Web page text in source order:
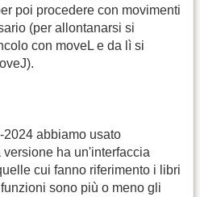
poi procedere con movimenti
(per allontanarsi si
con moveL e da lì si
abbiamo usato
ha un'interfaccia
cui fanno riferimento i libri
sono più o meno gli